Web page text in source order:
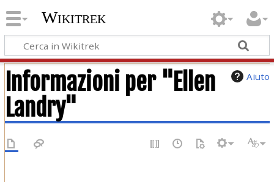
Wikitrek
Aiuto
Informazioni per "Ellen
Landry"